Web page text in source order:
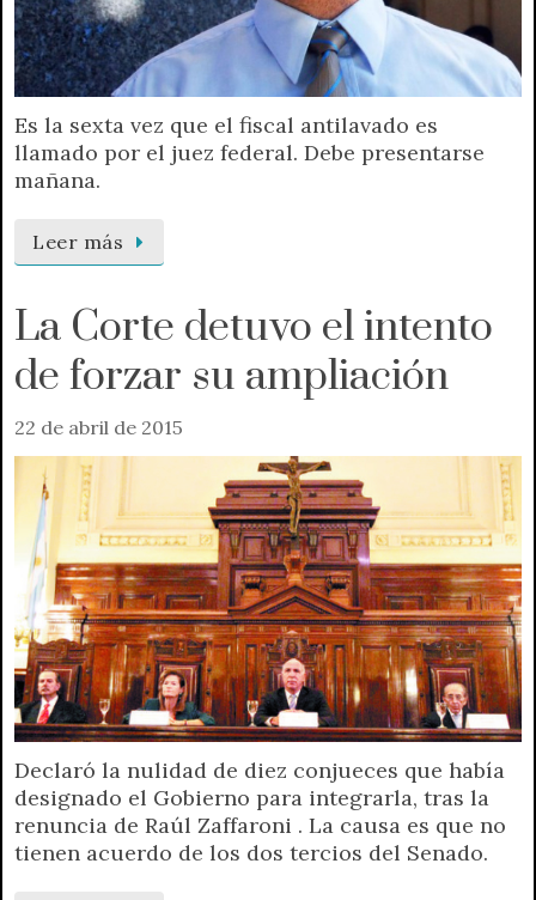
Es la sexta vez que el fiscal antilavado es
llamado por el juez federal. Debe presentarse
mañana.
Leer más
La Corte detuvo el intento
de forzar su ampliación
22 de abril de 2015
Declaró la nulidad de diez conjueces que había
designado el Gobierno para integrarla, tras la
renuncia de Raúl Zaffaroni . La causa es que no
tienen acuerdo de los dos tercios del Senado.